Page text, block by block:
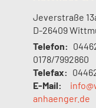
Jeverstraße
D-26409
Telefon:
0178/7992860
Telefax:
E-Mail:
anhaenger.de